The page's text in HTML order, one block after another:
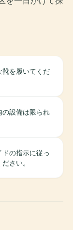
靴を履いてくだ
の設備は限られ
の指示に従っ
さい。